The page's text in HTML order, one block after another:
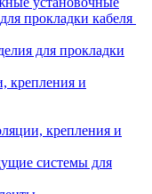
прокладки кабеля
для прокладки
крепления и
крепления и
системы для